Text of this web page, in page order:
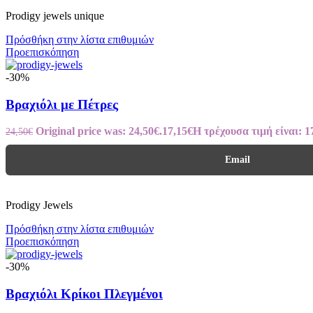
Prodigy jewels unique
Πρόσθήκη στην λίστα επιθυμιών
Προεπισκόπηση
-30%
Βραχιόλι με Πέτρες
24,50€ Original price was: 24,50€.17,15€Η τρέχουσα τιμή είναι:
Email
Prodigy Jewels
Πρόσθήκη στην λίστα επιθυμιών
Προεπισκόπηση
-30%
Βραχιόλι Κρίκοι Πλεγμένοι